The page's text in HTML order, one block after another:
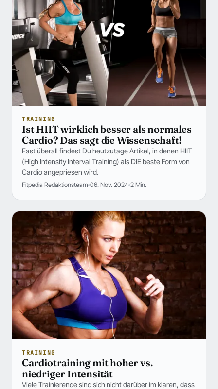
TRAINING
Ist HIIT wirklich besser als normales
Cardio? Das sagt die Wissenschaft!
Fast überall findest Du heutzutage Artikel, in denen HIIT
(High Intensity Interval Training) als DIE beste Form von
Cardio angepriesen wird.
Fitpedia Redaktionsteam 06. Nov. 2024 2 Min.
TRAINING
Cardiotraining mit hoher vs.
niedriger Intensität
Viele Trainierende sind sich nicht darüber im klaren, dass